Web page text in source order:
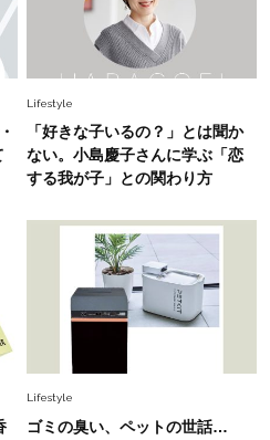
黒ぶち以外”が新定番に
の【ワンピ＆オールインワン】最
。地味見え回避のコツは「バッグ
ツコーデ】超ビッグサイズ×きれ
ツでモードに昇華
が本気で推す！40代がほどよく華
アイテム】3選
Lifestyle
「好きな子いるの？」とは聞か
ない。小島慶子さんに学ぶ「恋
する我が子」との関わり方
Lifestyle
ゴミの臭い、ペットの世話…